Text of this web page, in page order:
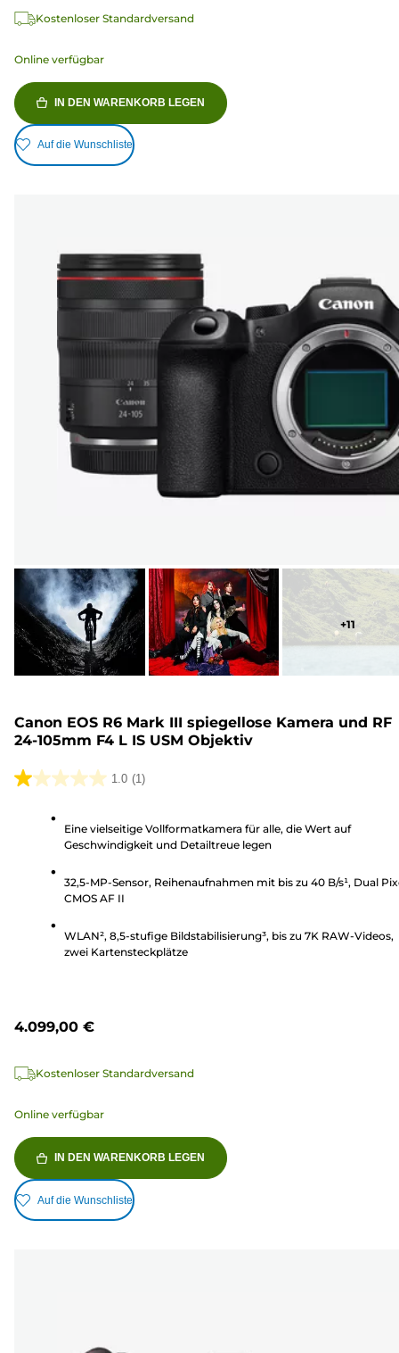
Kostenloser Standardversand
Online verfügbar
IN DEN WARENKORB LEGEN
Auf die Wunschliste
+11
Canon EOS R6 Mark III spiegellose Kamera und RF
24-105mm F4 L IS USM Objektiv
1.0 (1)
1.0
Sternen.
Bewertung
Eine vielseitige Vollformatkamera für alle, die Wert auf
Geschwindigkeit und Detailtreue legen
32,5-MP-Sensor, Reihenaufnahmen mit bis zu 40 B/s¹, Dual
CMOS AF II
WLAN², 8,5-stufige Bildstabilisierung³, bis zu 7K RAW-Videos,
zwei Kartensteckplätze
4.099,00 €
Kostenloser Standardversand
Online verfügbar
IN DEN WARENKORB LEGEN
Auf die Wunschliste